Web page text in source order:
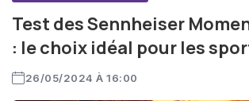
Test des Sennheiser
: le choix idéal pour les
26/05/2024 À 16:00